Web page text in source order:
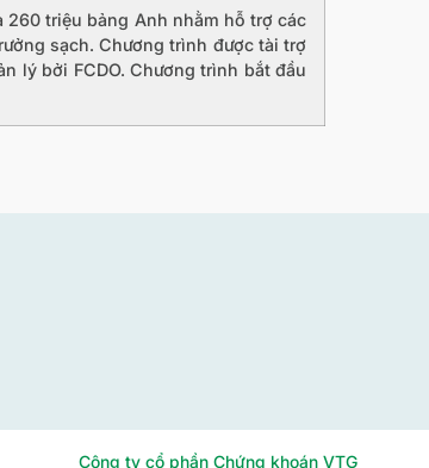
triệu bảng Anh nhằm hỗ trợ các
sạch. Chương trình được tài trợ
lý bởi FCDO. Chương trình bắt đầu
Công ty cổ phần Chứng khoán VTG